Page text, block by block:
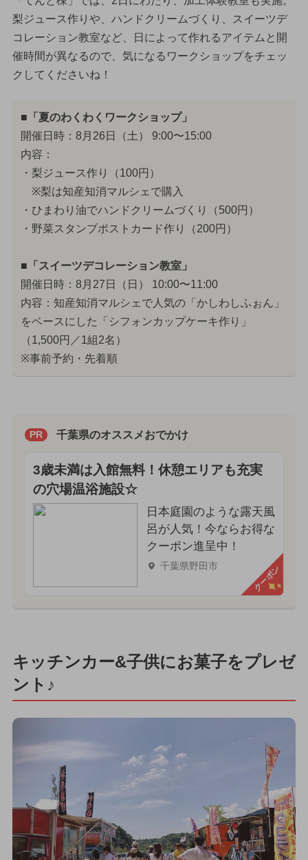
梨ジュース作りや、ハンドクリームづくり、スイーツデ
コレーション教室など、日によって作れるアイテムと開
催時間が異なるので、気になるワークショップをチェッ
クしてくださいね！
■「夏のわくわくワークショップ」
開催日時：8月26日（土） 9:00〜15:00
内容：
・梨ジュース作り（100円）
※梨は知産知消マルシェで購入
・ひまわり油でハンドクリームづくり（500円）
・野菜スタンプポストカード作り（200円）
■「スイーツデコレーション教室」
開催日時：8月27日（日） 10:00〜11:00
内容：知産知消マルシェで人気の「かしわしふぉん」
をベースにした「シフォンカップケーキ作り」
（1,500円／1組2名）
※事前予約・先着順
PR 千葉県のオススメおでかけ
3歳未満は入館無料！休憩エリアも充実
の穴場温浴施設☆
日本庭園のような露天風
呂が人気！今ならお得な
クーポン進呈中！
千葉県野田市 クーポン
キッチンカー&子供にお菓子をプレゼ
ント♪